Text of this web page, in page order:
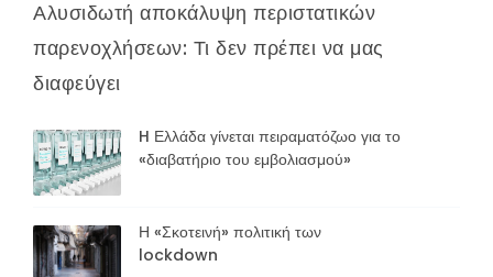
Αλυσιδωτή αποκάλυψη περιστατικών
παρενοχλήσεων: Τι δεν πρέπει να μας
διαφεύγει
H Ελλάδα γίνεται πειραματόζωο για το
«διαβατήριο του εμβολιασμού»
Η «Σκοτεινή» πολιτική των
lockdown